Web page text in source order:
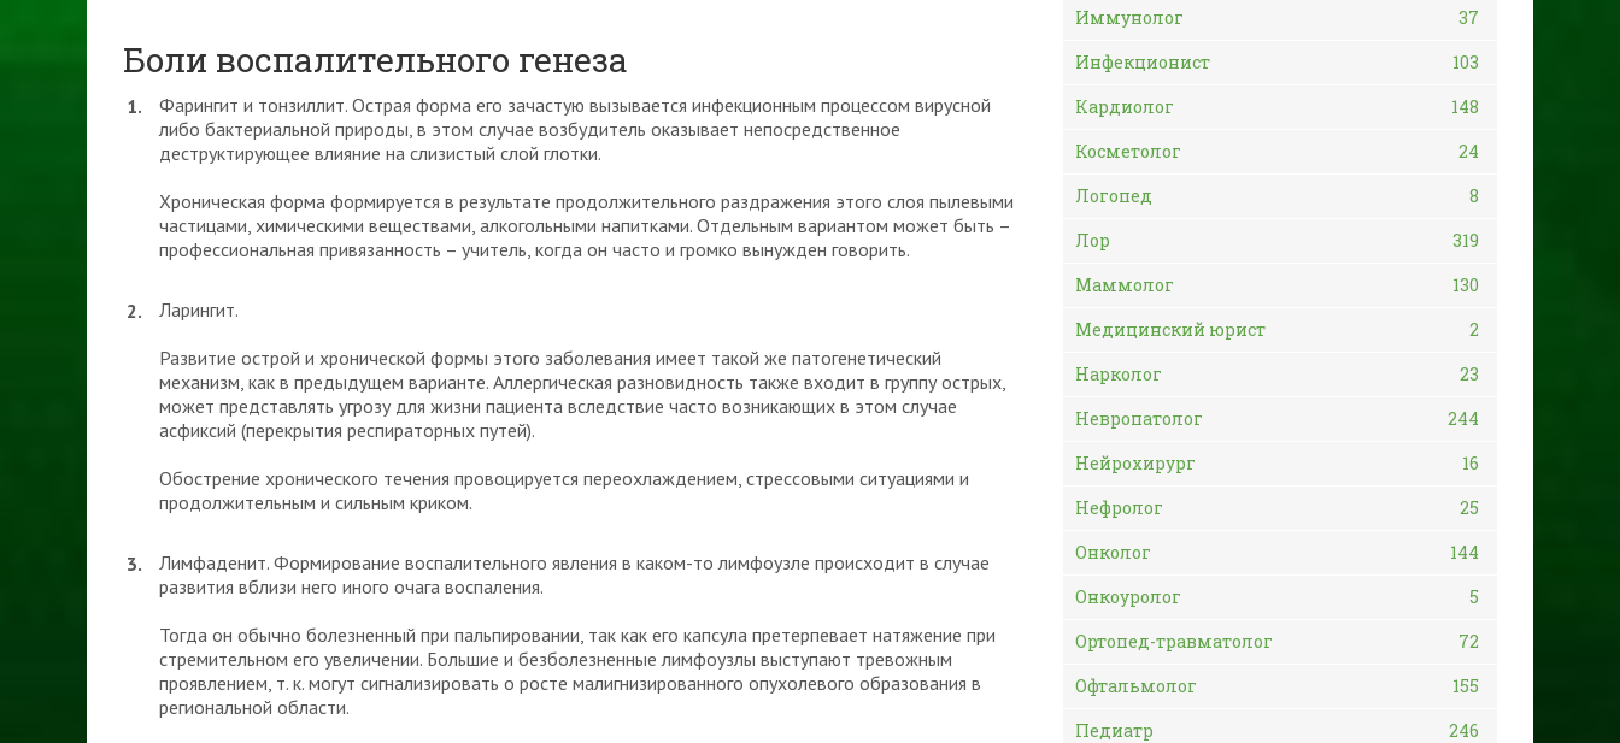
Боли воспалительного генеза
Фарингит и тонзиллит. Острая форма его зачастую вызывается инфекционным процессом вирусной
либо бактериальной природы, в этом случае возбудитель оказывает непосредственное
деструктирующее влияние на слизистый слой глотки.
Хроническая форма формируется в результате продолжительного раздражения этого слоя пылевыми
частицами, химическими веществами, алкогольными напитками. Отдельным вариантом может быть –
профессиональная привязанность – учитель, когда он часто и громко вынужден говорить.
Ларингит.
Развитие острой и хронической формы этого заболевания имеет такой же патогенетический
механизм, как в предыдущем варианте. Аллергическая разновидность также входит в группу острых,
может представлять угрозу для жизни пациента вследствие часто возникающих в этом случае
асфиксий (перекрытия респираторных путей).
Обострение хронического течения провоцируется переохлаждением, стрессовыми ситуациями и
продолжительным и сильным криком.
Лимфаденит. Формирование воспалительного явления в каком-то лимфоузле происходит в случае
развития вблизи него иного очага воспаления.
Тогда он обычно болезненный при пальпировании, так как его капсула претерпевает натяжение при
стремительном его увеличении. Большие и безболезненные лимфоузлы выступают тревожным
проявлением, т. к. могут сигнализировать о росте малигнизированного опухолевого образования в
региональной области.
Иммунолог
37
Инфекционист
103
Кардиолог
148
Косметолог
24
Логопед
8
Лор
319
Маммолог
130
Медицинский юрист
2
Нарколог
23
Невропатолог
244
Нейрохирург
16
Нефролог
25
Онколог
144
Онкоуролог
5
Ортопед-травматолог
72
Офтальмолог
155
Педиатр
246